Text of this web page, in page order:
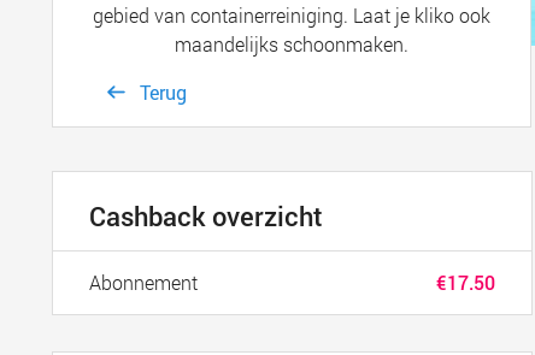
gebied van containerreiniging. Laat je kliko ook
maandelijks schoonmaken.
Terug
Cashback overzicht
€17.50
Abonnement